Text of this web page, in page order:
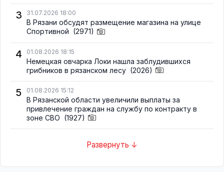
3 31.07.2026 18:00
В Рязани обсудят размещение магазина на улице
Спортивной (2971)
4 01.08.2026 18:15
Немецкая овчарка Локи нашла заблудившихся
грибников в рязанском лесу (2026)
5 01.08.2026 15:12
В Рязанской области увеличили выплаты за
привлечение граждан на службу по контракту в
зоне СВО (1927)
Развернуть ↓